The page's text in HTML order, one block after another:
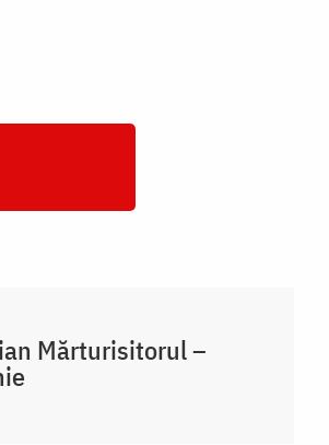
Mărturisitorul –